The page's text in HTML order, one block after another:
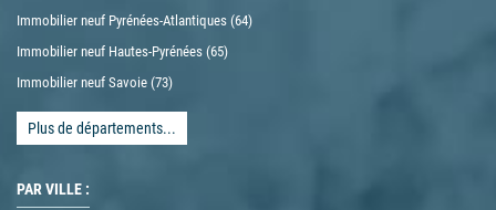
Immobilier neuf Pyrénées-Atlantiques (64)
Immobilier neuf Hautes-Pyrénées (65)
Immobilier neuf Savoie (73)
Plus de départements...
PAR VILLE :